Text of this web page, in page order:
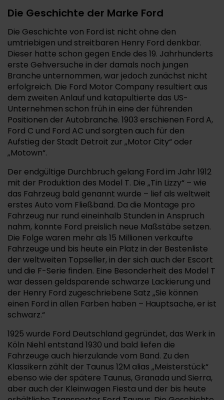
Die Geschichte der Marke Ford
Die Geschichte von Ford ist nicht ohne den
umtriebigen und streitbaren Henry Ford denkbar.
Dieser hatte schon gegen Ende des 19. Jahrhunderts
erste Gehversuche in der damals noch jungen
Branche unternommen, war jedoch zunächst nicht
erfolgreich. Die Ford Motor Company resultiert aus
dem zweiten Anlauf und katapultierte das US-
Unternehmen schon früh in eine der führenden
Positionen der Autobranche. 1903 erschienen Ford A,
Ford C und Ford AC und sorgten auch für den
Aufstieg der Stadt Detroit zur „Motor City“ oder
„Motown“.
Der endgültige Durchbruch gelang Ford im Jahr 1912
mit der Produktion des Model T. Die „Tin Lizzy“ – wie
das Fahrzeug bald genannt wurde – lief als weltweit
erstes Auto vom Fließband. Da die Montage pro
Fahrzeug nur rund eineinhalb Stunden in Anspruch
nahm, konnte Ford preislich neue Maßstäbe setzen.
Die Folge waren mehr als 15 Millionen verkaufte
Fahrzeuge und bis heute ein Platz in der Bestenliste
der weltweiten Topseller, in der sich auch der Escort
und die F-Serie finden. Eine Besonderheit des Model T
war dessen geldsparende schwarze Lackierung und
der Henry Ford zugeschriebene Satz „Sie können
einen Ford in allen Farben haben – Hauptsache, er ist
schwarz.“
1925 wurde Ford Deutschland gegründet, das Werk in
Köln Niehl entstand 1930 und bald liefen die
Fahrzeuge auch hierzulande vom Band. Zu den
Klassikern zählt der Taunus 12M alias „Meisterstück“
ebenso wie der spätere Taunus, Granada und Sierra,
aber auch der Kleinwagen Fiesta und der bis heute